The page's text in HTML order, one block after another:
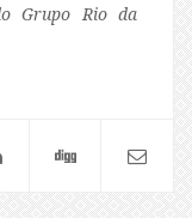
Grupo Rio da